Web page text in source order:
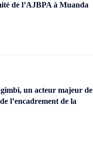
de l’AJBPA à Muanda
un acteur majeur de
l’encadrement de la